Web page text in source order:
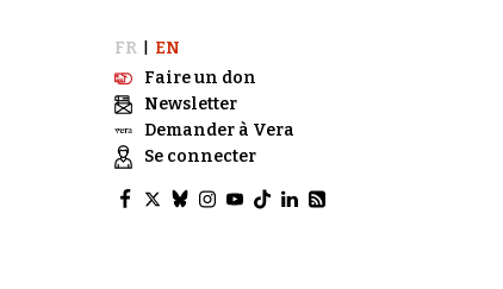
FR
EN
Faire un don
Newsletter
Demander à Vera
Se connecter